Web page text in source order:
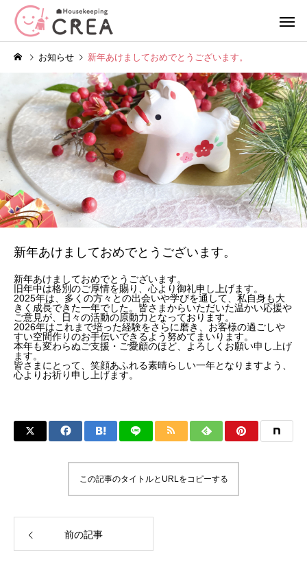
エアコンクリーニング ハウスクリー
季節の行事
春の模様替え
コラム
浴室のカビ対策は冬が
｜プロが教える日常で
る予防習慣
お知らせ 新年あけましておめでとうございます。
新年あけましておめでとうございます。
新年あけましておめでとうございます。
旧年中は格別のご厚情を賜り、心より御礼申し上げます。
2025年は、多くの方々との出会いや学びを通して、私自身も大
きく成長できた一年でした。皆さまからいただいた温かい応援や
ご意見が、日々の活動の原動力となっております。
2026年はこれまで培った経験をさらに磨き、お客様の過ごしや
すい空間作りのお手伝いできるよう努めてまいります。
本年も変わらぬご支援・ご愛顧のほど、よろしくお願い申し上げ
ます。
皆さまにとって、笑顔あふれる素晴らしい一年となりますよう、
心よりお祈り申し上げます。
この記事のタイトルとURLをコピーする
前の記事